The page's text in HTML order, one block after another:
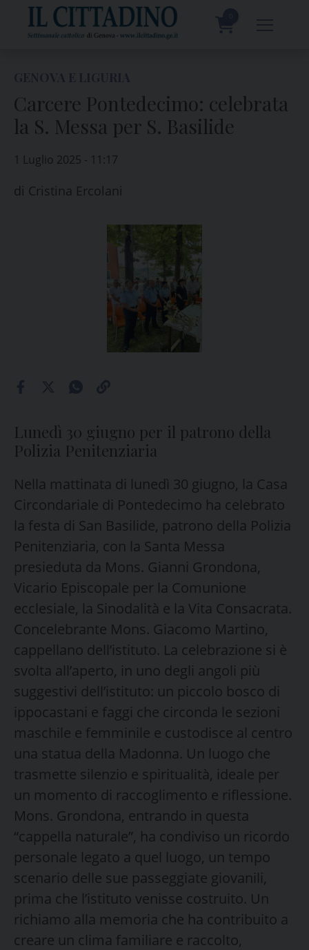
content
Carcere Pontedecimo: celebrata
la S. Messa per S. Basilide
1 Luglio 2025 - 11:17
di Cristina Ercolani
Lunedì 30 giugno per il patrono della
Polizia Penitenziaria
Nella mattinata di lunedì 30 giugno, la Casa
Circondariale di Pontedecimo ha celebrato
la festa di San Basilide, patrono della Polizia
Penitenziaria, con la Santa Messa
presieduta da Mons. Gianni Grondona,
Vicario Episcopale per la Comunione
ecclesiale, la Sinodalità e la Vita Consacrata.
Concelebrante Mons. Giacomo Martino,
cappellano dell’istituto. La celebrazione si è
svolta all’aperto, in uno degli angoli più
suggestivi dell’istituto: un piccolo bosco di
ippocastani e faggi che circonda le sezioni
maschile e femminile e custodisce al centro
una statua della Madonna. Un luogo che
trasmette silenzio e spiritualità, ideale per
un momento di raccoglimento e riflessione.
Mons. Grondona, entrando in questa
“cappella naturale”, ha condiviso un ricordo
personale legato a quel luogo, un tempo
scenario delle sue passeggiate giovanili,
prima che l’istituto venisse costruito. Un
richiamo alla memoria che ha contribuito a
creare un clima familiare e raccolto,